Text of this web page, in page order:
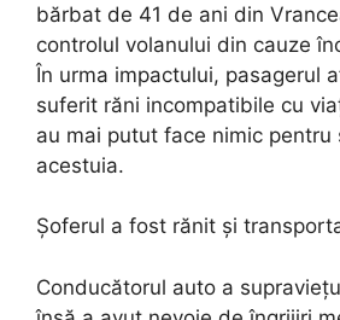
bărbat de 41 de ani din
controlul volanului din cauze
În urma impactului, pasagerul
suferit răni incompatibile cu
au mai putut face nimic pentru
acestuia.
Șoferul a fost rănit și
Conducătorul auto a